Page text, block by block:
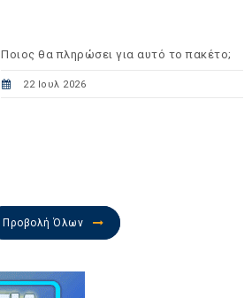
Ποιος θα πληρώσει για αυτό το πακέτο;
22 Ιουλ 2026
Προβολή Όλων